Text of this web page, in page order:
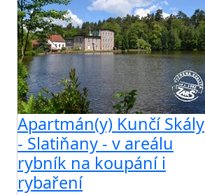
Apartmán(y) Kunčí Skály
- Slatiňany - v areálu
rybník na koupání i
rybaření